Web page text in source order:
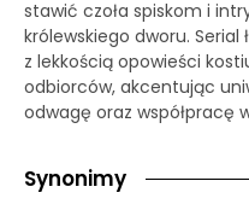
stawić czoła spiskom i
królewskiego dworu.
z lekkością opowieści
odbiorców, akcentując
odwagę oraz współpracę
Synonimy